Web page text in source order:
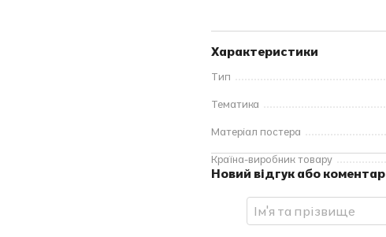
Характеристики
Тип
Тематика
Матеріал постера
Країна-виробник товару
Новий відгук або коментар